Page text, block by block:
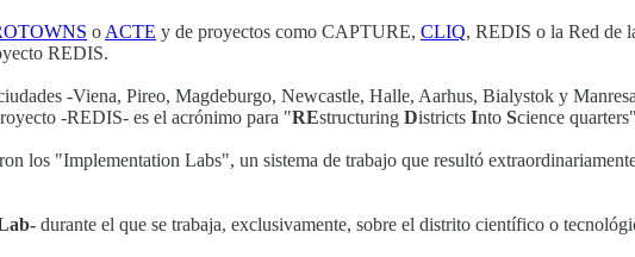
o ACTE y de proyectos como CAPTURE, CLIQ, REDIS o la Red de
REDIS.
-Viena, Pireo, Magdeburgo, Newcastle, Halle, Aarhus, Bialystok y
-REDIS- es el acrónimo para "REstructuring Districts Into Science
los "Implementation Labs", un sistema de trabajo que resultó
durante el que se trabaja, exclusivamente, sobre el distrito científico o